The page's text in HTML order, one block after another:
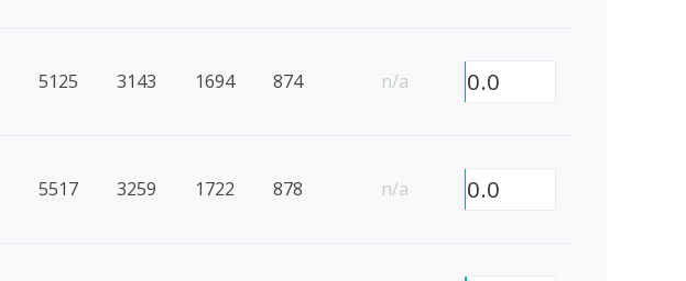
5125 3143 1694 874 n/a 0.0
5517 3259 1722 878 n/a 0.0